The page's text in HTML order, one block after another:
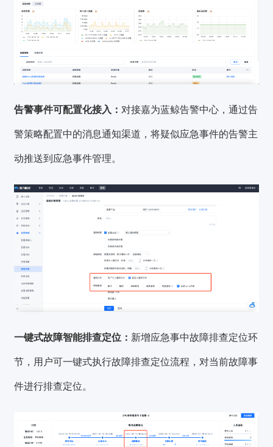
告警事件可配置化接入： 对接嘉为蓝鲸告警中心，通过告
警策略配置中的消息通知渠道，将疑似应急事件的告警主
动推送到应急事件管理。
一键式故障智能排查定位： 新增应急事中故障排查定位环
节，用户可一键式执行故障排查定位流程，对当前故障事
件进行排查定位。